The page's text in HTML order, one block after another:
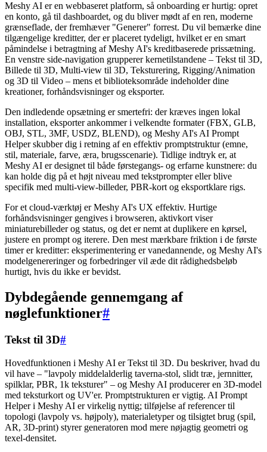
Meshy AI er en webbaseret platform, så onboarding er hurtig: opret
en konto, gå til dashboardet, og du bliver mødt af en ren, moderne
grænseflade, der fremhæver "Generer" forrest. Du vil bemærke dine
tilgængelige kreditter, der er placeret tydeligt, hvilket er en smart
påmindelse i betragtning af Meshy AI's kreditbaserede prissætning.
En venstre side-navigation grupperer kernetilstandene – Tekst til 3D,
Billede til 3D, Multi-view til 3D, Teksturering, Rigging/Animation
og 3D til Video – mens et biblioteksområde indeholder dine
kreationer, forhåndsvisninger og eksporter.
Den indledende opsætning er smertefri: der kræves ingen lokal
installation, eksporter ankommer i velkendte formater (FBX, GLB,
OBJ, STL, 3MF, USDZ, BLEND), og Meshy AI's AI Prompt
Helper skubber dig i retning af en effektiv promptstruktur (emne,
stil, materiale, farve, æra, brugsscenarie). Tidlige indtryk er, at
Meshy AI er designet til både førstegangs- og erfarne kunstnere: du
kan holde dig på et højt niveau med tekstprompter eller blive
specifik med multi-view-billeder, PBR-kort og eksportklare rigs.
For et cloud-værktøj er Meshy AI's UX effektiv. Hurtige
forhåndsvisninger gengives i browseren, aktivkort viser
miniaturebilleder og status, og det er nemt at duplikere en kørsel,
justere en prompt og iterere. Den mest mærkbare friktion i de første
timer er kreditter: eksperimentering er vanedannende, og Meshy AI's
modelgenereringer og forbedringer vil æde dit rådighedsbeløb
hurtigt, hvis du ikke er bevidst.
Dybdegående gennemgang af
nøglefunktioner#
Tekst til 3D#
Hovedfunktionen i Meshy AI er Tekst til 3D. Du beskriver, hvad du
vil have – "lavpoly middelalderlig taverna-stol, slidt træ, jernnitter,
spilklar, PBR, 1k teksturer" – og Meshy AI producerer en 3D-model
med teksturkort og UV'er. Promptstrukturen er vigtig. AI Prompt
Helper i Meshy AI er virkelig nyttig; tilføjelse af referencer til
topologi (lavpoly vs. højpoly), materialetyper og tilsigtet brug (spil,
AR, 3D-print) styrer generatoren mod mere nøjagtig geometri og
texel-densitet.